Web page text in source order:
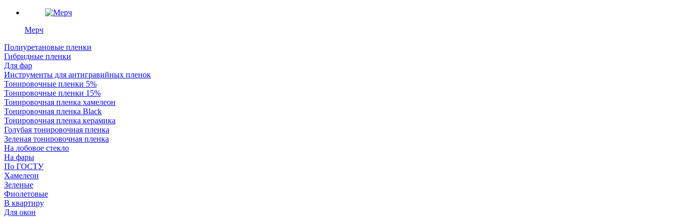
Мерч
Полиуретановые пленки
Гибридные пленки
Для фар
Инструменты для антигравийных пленок
Тонировочные пленки 5%
Тонировочные пленки 15%
Тонировочная пленка хамелеон
Тонировочная пленка Black
Тонировочная пленка керамика
Голубая тонировочная пленка
Зеленая тонировочная пленка
На лобовое стекло
На фары
По ГОСТУ
Хамелеон
Зеленые
Фиолетовые
В квартиру
Для окон